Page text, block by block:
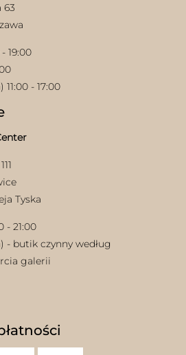
63
19:00
- 17:00
Tyska
- 21:00
- butik czynny według
galerii